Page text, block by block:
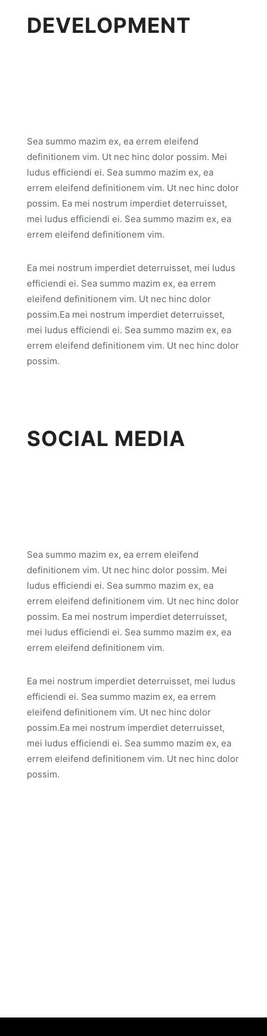
DEVELOPMENT
Sea summo mazim ex, ea errem eleifend
definitionem vim. Ut nec hinc dolor possim. Mei
ludus efficiendi ei. Sea summo mazim ex, ea
errem eleifend definitionem vim. Ut nec hinc dolor
possim. Ea mei nostrum imperdiet deterruisset,
mei ludus efficiendi ei. Sea summo mazim ex, ea
errem eleifend definitionem vim.
Ea mei nostrum imperdiet deterruisset, mei ludus
efficiendi ei. Sea summo mazim ex, ea errem
eleifend definitionem vim. Ut nec hinc dolor
possim.Ea mei nostrum imperdiet deterruisset,
mei ludus efficiendi ei. Sea summo mazim ex, ea
errem eleifend definitionem vim. Ut nec hinc dolor
possim.
SOCIAL MEDIA
Sea summo mazim ex, ea errem eleifend
definitionem vim. Ut nec hinc dolor possim. Mei
ludus efficiendi ei. Sea summo mazim ex, ea
errem eleifend definitionem vim. Ut nec hinc dolor
possim. Ea mei nostrum imperdiet deterruisset,
mei ludus efficiendi ei. Sea summo mazim ex, ea
errem eleifend definitionem vim.
Ea mei nostrum imperdiet deterruisset, mei ludus
efficiendi ei. Sea summo mazim ex, ea errem
eleifend definitionem vim. Ut nec hinc dolor
possim.Ea mei nostrum imperdiet deterruisset,
mei ludus efficiendi ei. Sea summo mazim ex, ea
errem eleifend definitionem vim. Ut nec hinc dolor
possim.